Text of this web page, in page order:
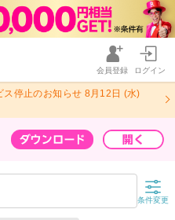
会員登録 ログイン
ス停止のお知らせ 8月12日 (水)
条件変更